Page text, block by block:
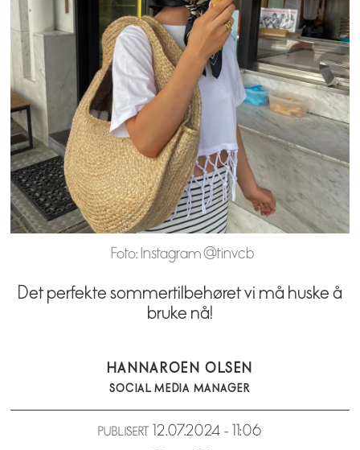
Foto: Instagram @tinvcb
Det perfekte sommertilbehøret vi må huske å
bruke nå!
HANNA ROEN OLSEN
SOCIAL MEDIA MANAGER
PUBLISERT 12.07.2024 - 11:06